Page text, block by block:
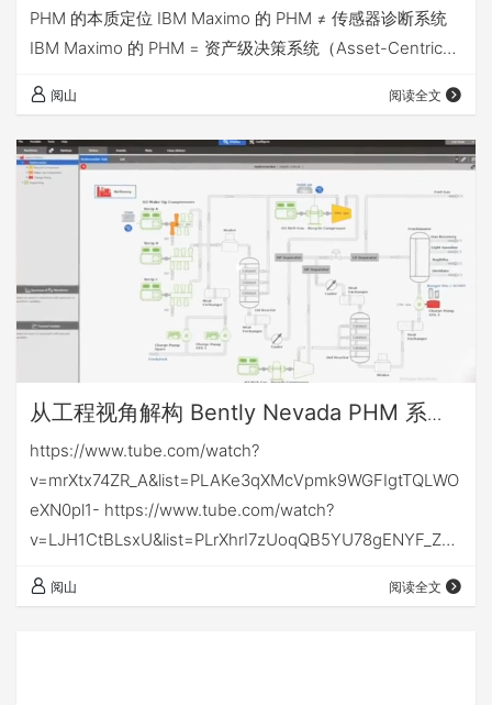
PHM 的本质定位 IBM Maximo 的 PHM ≠ 传感器诊断系统
IBM Maximo 的 PHM = 资产级决策系统（Asset-Centric
不是信号层。 2. 系统整体架构（平台级 PHM） 2.1 应用套
件结构 在 MAS 中，PHM 能力分散在多个模块中协同完
成： PHM 实际是 …
阅山 阅读全文
从工程视角解构 Bently Nevada PHM 系统
——旋转设备健康监测与寿命预测的工业级
实现范式
https://www.tube.com/watch?
v=mrXtx74ZR_A&list=PLAKe3qXMcVpmk9WGFIgtTQLWO
eXN0pl1- https://www.tube.com/watch?
v=LJH1CtBLsxU&list=PLrXhrI7zUoqQB5YU78gENYF_Zyc
统 ——旋转设备健康监测与寿命预测的工业级实现范式 1.
阅山 阅读全文